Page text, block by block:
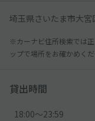
埼玉県さいたま市大
※カーナビ住所検索では
ップで場所をお確かめくだ
貸出時間
18:00〜23:59